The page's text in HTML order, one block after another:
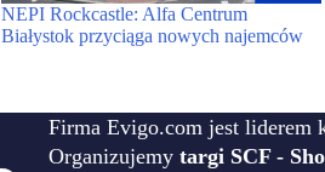
NEPI Rockcastle: Alfa Centrum
Białystok przyciąga nowych najemców
Firma Evigo.com jest liderem
Organizujemy targi SCF -